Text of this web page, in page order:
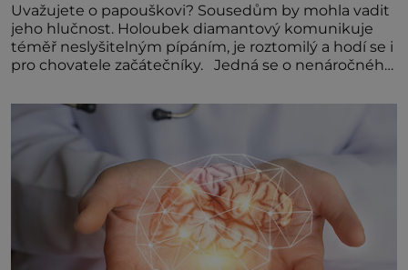
Uvažujete o papouškovi? Sousedům by mohla vadit
jeho hlučnost. Holoubek diamantový komunikuje
téměř neslyšitelným pípáním, je roztomilý a hodí se i
pro chovatele začátečníky. Jedná se o nenáročného
Hodně času tráví na zemi, kde sbírá zbytky semínek
Jeho domovinou je prakticky celá Austrálie s
výjimkou pobřežní oblasti.